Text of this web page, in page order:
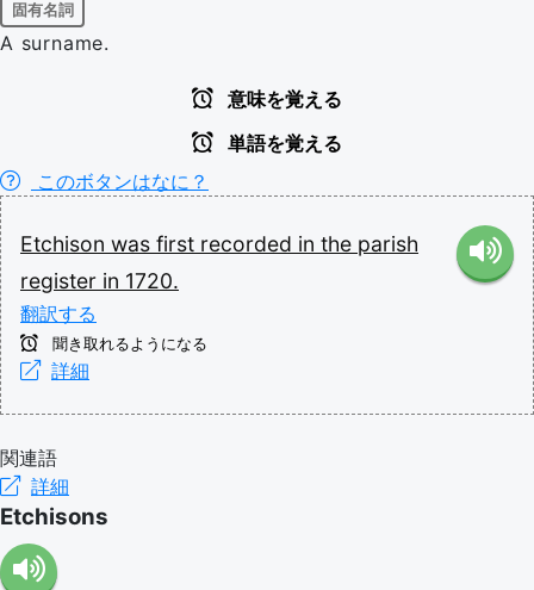
固有名詞
A surname.
意味を覚える
単語を覚える
このボタンはなに？
Etchison was first recorded in the parish
register in 1720.
翻訳する
聞き取れるようになる
詳細
関連語
詳細
Etchisons